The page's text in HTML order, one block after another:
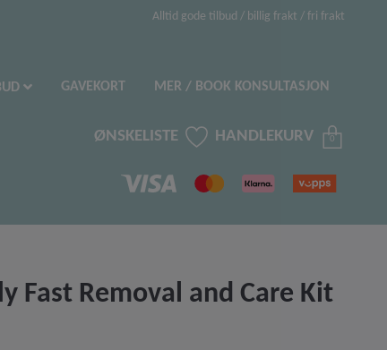
Alltid gode tilbud / billig frakt / fri frakt
GAVEKORT MER / BOOK KONSULTASJON
ØNSKELISTE HANDLEKURV 0
Fast Removal and Care Kit